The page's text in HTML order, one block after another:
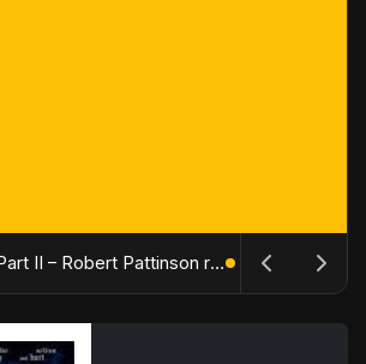
The Batman : Part II – Robert Pattinson replonge dans les ténèbres de Gotham dès octobre 2027